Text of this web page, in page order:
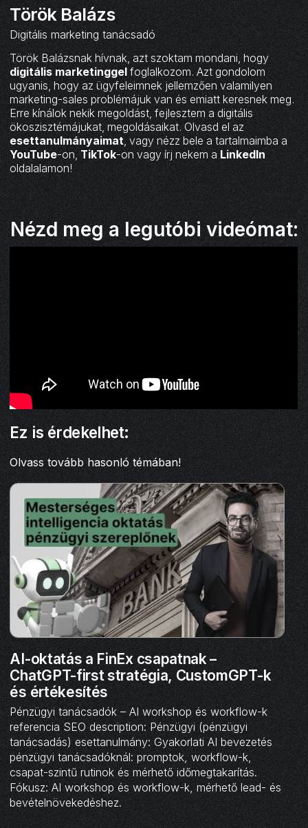
Török Balázs
Digitális marketing tanácsadó
Török Balázsnak hívnak, azt szoktam mondani, hogy
digitális marketinggel foglalkozom. Azt gondolom
ugyanis, hogy az ügyfeleimnek jellemzően valamilyen
marketing-sales problémájuk van és emiatt keresnek meg.
Erre kínálok nekik megoldást, fejlesztem a digitális
ökoszisztémájukat, megoldásaikat. Olvasd el az
esettanulmányaimat, vagy nézz bele a tartalmaimba a
YouTube-on, TikTok-on vagy írj nekem a LinkedIn
oldalalamon!
Nézd meg a legutóbi videómat:
Ez is érdekelhet:
Olvass tovább hasonló témában!
AI-oktatás a FinEx csapatnak –
ChatGPT-first stratégia, CustomGPT-k
és értékesítés
Pénzügyi tanácsadók – AI workshop és workflow-k
referencia SEO description: Pénzügyi (pénzügyi
tanácsadás) esettanulmány: Gyakorlati AI bevezetés
pénzügyi tanácsadóknál: promptok, workflow-k,
csapat-szintű rutinok és mérhető időmegtakarítás.
Fókusz: AI workshop és workflow-k, mérhető lead- és
bevételnövekedéshez.